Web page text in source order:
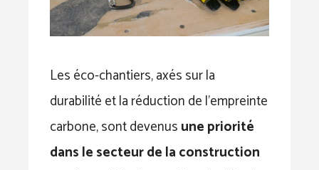
Les éco-chantiers, axés sur la
durabilité et la réduction de l’empreinte
carbone, sont devenusune priorité
dans le secteur de la construction